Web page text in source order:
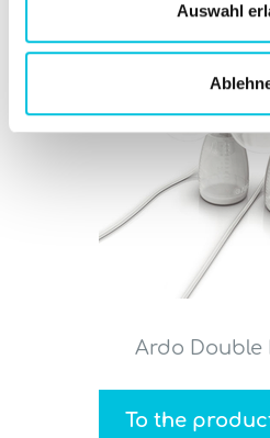
Auswahl
Ardo Double
To the